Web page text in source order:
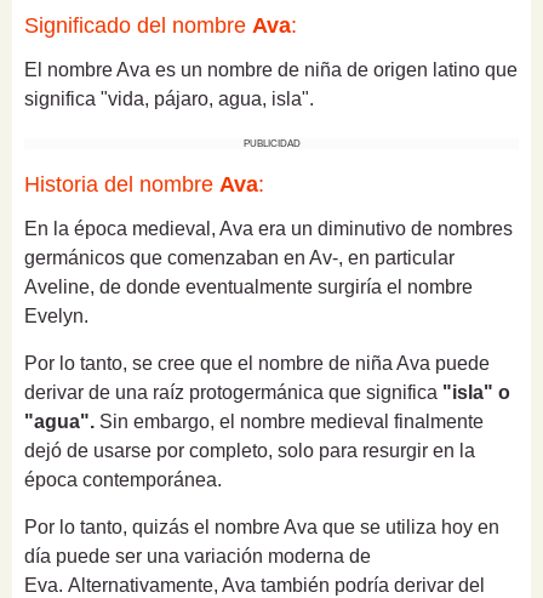
Significado del nombre Ava:
El nombre Ava es un nombre de niña de origen latino que
significa "vida, pájaro, agua, isla".
PUBLICIDAD
Historia del nombre Ava:
En la época medieval, Ava era un diminutivo de nombres
germánicos que comenzaban en Av-, en particular
Aveline, de donde eventualmente surgiría el nombre
Evelyn.
Por lo tanto, se cree que el nombre de niña Ava puede
derivar de una raíz protogermánica que significa "isla" o
"agua". Sin embargo, el nombre medieval finalmente
dejó de usarse por completo, solo para resurgir en la
época contemporánea.
Por lo tanto, quizás el nombre Ava que se utiliza hoy en
día puede ser una variación moderna de
Eva. Alternativamente, Ava también podría derivar del